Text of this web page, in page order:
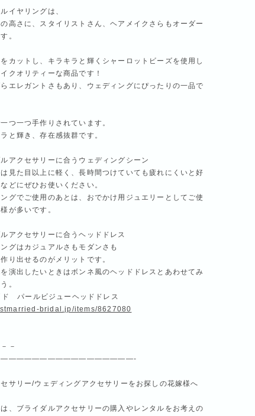
イヤリングは、
高さに、スタイリストさん、ヘアメイクさらもオーダー
。
カットし、キラキラと輝くシャーロットビーズを使用し
クオリティーな商品です！
エレガントさもあり、ウェディングにぴったりの一品で
つ一つ手作りされています。
と輝き、存在感抜群です。
アクセサリーに合うウェディングシーン
見た目以上に軽く、長時間つけていても疲れにくいと好
どにぜひお使いください。
グでご使用のあとは、おでかけ用ジュエリーとしてご使
が多いです。
アクセサリーに合うヘッドドレス
グはカジュアルさもモダンさも
り出せるのがメリットです。
演出したいときはボンネ風のヘッドドレスとあわせてみ
。
ド パールビジューヘッドドレス
bridal.jp/items/8627080
－
サリー/ウェディングアクセサリーをお探しの花嫁様へ
、ブライダルアクセサリーの購入やレンタルをお考えの